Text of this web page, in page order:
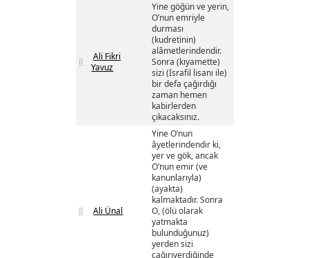
Ali Fikri
Yavuz
Yine göğün ve yerin,
O’nun emriyle
durması
(kudretinin)
alâmetlerindendir.
Sonra (kıyamette)
sizi (İsrafil lisanı ile)
bir defa çağırdığı
zaman hemen
kabirlerden
çıkacaksınız.
Ali Ünal
Yine O’nun
âyetlerindendir ki,
yer ve gök, ancak
O’nun emir (ve
kanunlarıyla)
(ayakta)
kalmaktadır. Sonra
O, (ölü olarak
yatmakta
bulunduğunuz)
yerden sizi
çağırıverdiğinde